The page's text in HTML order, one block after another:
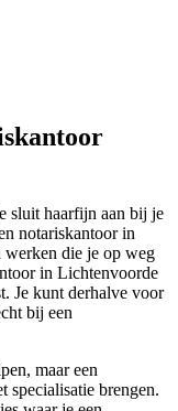
sluit haarfijn aan bij je
notariskantoor in
werken die je op weg
in Lichtenvoorde
Je kunt derhalve voor
bij een
maar een
specialisatie brengen.